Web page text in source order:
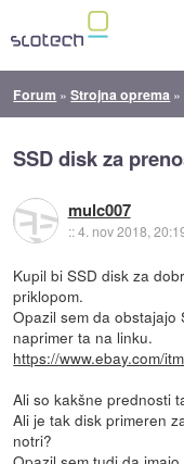
Forum »Strojna oprema »
SSD disk za
mulc007
::4. nov 2018,
Kupil bi SSD disk za
priklopom.
Opazil sem da obstajajo
naprimer ta na linku.
https://www.ebay.com/
Ali so kakšne prednosti
Ali je tak disk primeren
notri?